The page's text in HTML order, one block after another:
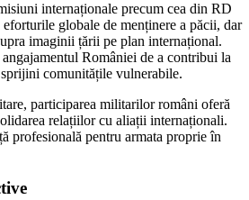
internaționale precum cea din RD
globale de menținere a păcii, dar
imaginii țării pe plan internațional.
României de a contribui la
comunitățile vulnerabile.
participarea militarilor români oferă
relațiilor cu aliații internaționali.
profesională pentru armata proprie în